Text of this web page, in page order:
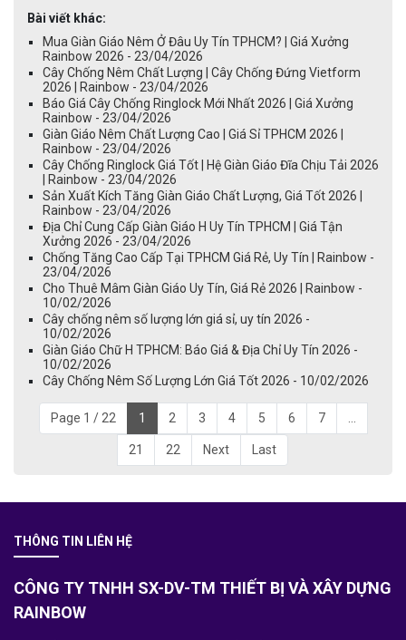
Bài viết khác:
Mua Giàn Giáo Nêm Ở Đâu Uy Tín TPHCM? | Giá Xưởng
Rainbow 2026 - 23/04/2026
Cây Chống Nêm Chất Lượng | Cây Chống Đứng Vietform
2026 | Rainbow - 23/04/2026
Báo Giá Cây Chống Ringlock Mới Nhất 2026 | Giá Xưởng
Rainbow - 23/04/2026
Giàn Giáo Nêm Chất Lượng Cao | Giá Sỉ TPHCM 2026 |
Rainbow - 23/04/2026
Cây Chống Ringlock Giá Tốt | Hệ Giàn Giáo Đĩa Chịu Tải 2026
| Rainbow - 23/04/2026
Sản Xuất Kích Tăng Giàn Giáo Chất Lượng, Giá Tốt 2026 |
Rainbow - 23/04/2026
Địa Chỉ Cung Cấp Giàn Giáo H Uy Tín TPHCM | Giá Tận
Xưởng 2026 - 23/04/2026
Chống Tăng Cao Cấp Tại TPHCM Giá Rẻ, Uy Tín | Rainbow -
23/04/2026
Cho Thuê Mâm Giàn Giáo Uy Tín, Giá Rẻ 2026 | Rainbow -
10/02/2026
Cây chống nêm số lượng lớn giá sỉ, uy tín 2026 -
10/02/2026
Giàn Giáo Chữ H TPHCM: Báo Giá & Địa Chỉ Uy Tín 2026 -
10/02/2026
Cây Chống Nêm Số Lượng Lớn Giá Tốt 2026 - 10/02/2026
Page 1 / 22 1 2 3 4 5 6 7
21 22 Next Last
THÔNG TIN LIÊN HỆ
CÔNG TY TNHH SX-DV-TM THIẾT BỊ VÀ XÂY DỰNG
RAINBOW